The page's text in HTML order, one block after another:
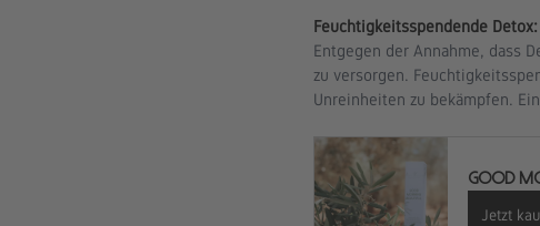
Feuchtigkeitsspendende
Entgegen der Annahme, dass
zu versorgen.
Unreinheiten zu bekämpfen.
GOOD
Jetzt